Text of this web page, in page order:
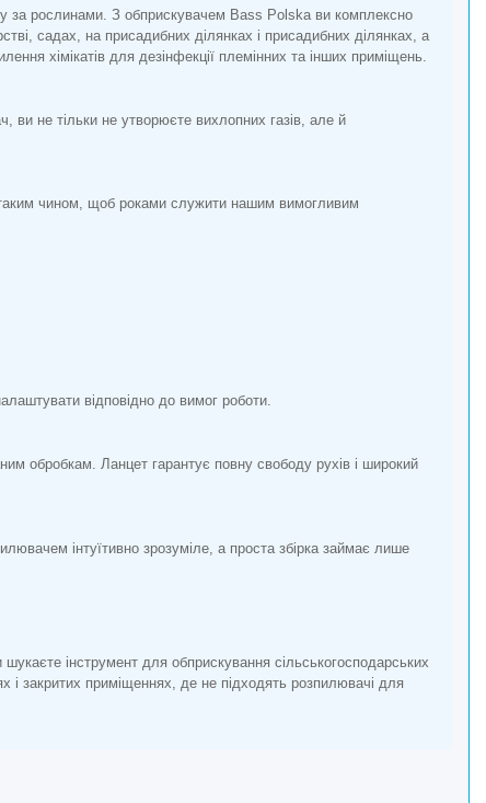
за рослинами. З обприскувачем Bass Polska ви комплексно
садах, на присадибних ділянках і присадибних ділянках, а
хімікатів для дезінфекції племінних та інших приміщень.
ви не тільки не утворюєте вихлопних газів, але й
чином, щоб роками служити нашим вимогливим
відповідно до вимог роботи.
обробкам. Ланцет гарантує повну свободу рухів і широкий
інтуїтивно зрозуміле, а проста збірка займає лише
інструмент для обприскування сільськогосподарських
закритих приміщеннях, де не підходять розпилювачі для